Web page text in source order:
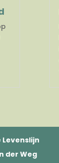
Levenslijn
der Weg